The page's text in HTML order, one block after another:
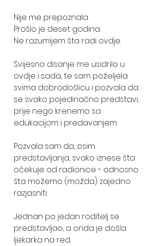
Nije me prepoznala.
Prošlo je deset godina.
Ne razumijem šta radi ovdje.
Svijesno disanje me usidrilo u
ovdje i sada, te sam poželjela
svima dobrodošlicu i pozvala da
se svako pojedinačno predstavi,
prije nego krenemo sa
edukacijom i predavanjem.
Pozvala sam da, osim
predstavljanja, svako iznese šta
očekuje od radionice - odnosno
šta možemo (možda) zajedno
razjasniti.
Jednan po jedan roditelj se
predstavljao, a onda je došla
ljekarka na red.